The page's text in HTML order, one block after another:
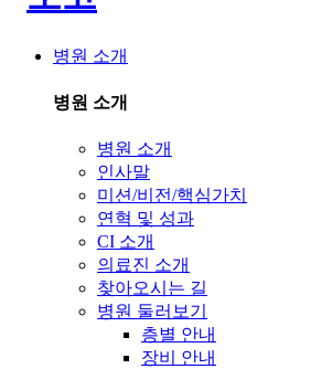
병원 소개
병원 소개
병원 소개
인사말
미션/비전/핵심가치
연혁 및 성과
CI 소개
의료진 소개
찾아오시는 길
병원 둘러보기
층별 안내
장비 안내